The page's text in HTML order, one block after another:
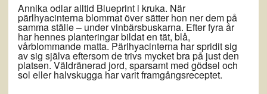
Annika odlar alltid Blueprint i kruka. När
pärlhyacinterna blommat över sätter hon ner dem på
samma ställe – under vinbärsbuskarna. Efter fyra år
har hennes planteringar bildat en tät, blå,
vårblommande matta. Pärlhyacinterna har spridit sig
av sig själva eftersom de trivs mycket bra på just den
platsen. Väldränerad jord, sparsamt med gödsel och
sol eller halvskugga har varit framgångsreceptet.